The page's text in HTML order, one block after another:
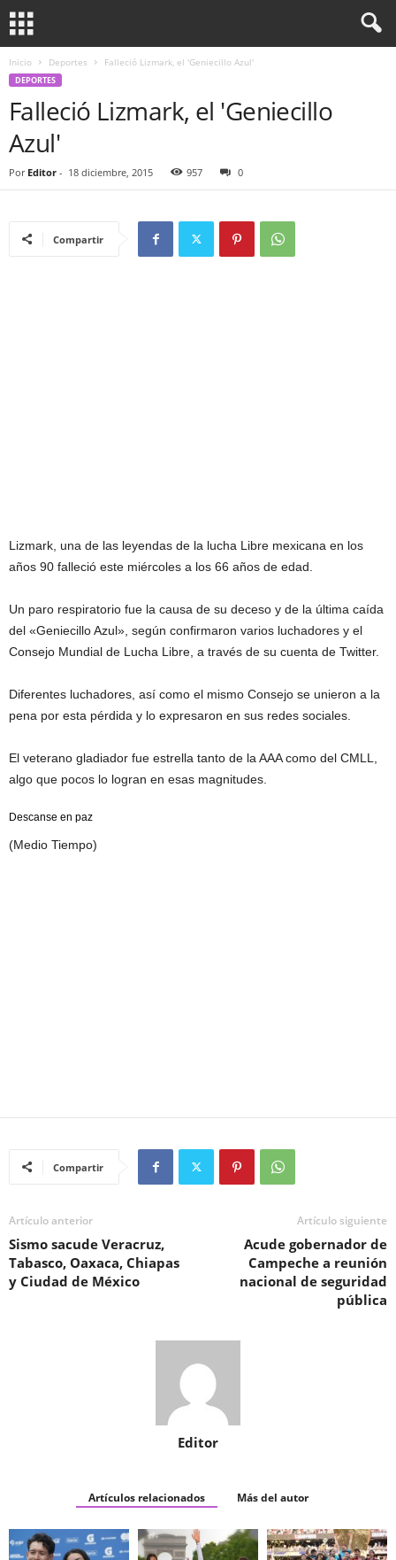
Inicio Deportes Falleció Lizmark, el 'Geniecillo Azul'
DEPORTES
Falleció Lizmark, el 'Geniecillo
Azul'
Por Editor - 18 diciembre, 2015 957 0
Compartir
Lizmark, una de las leyendas de la lucha Libre mexicana en los
años 90 falleció este miércoles a los 66 años de edad.
Un paro respiratorio fue la causa de su deceso y de la última caída
del «Geniecillo Azul», según confirmaron varios luchadores y el
Consejo Mundial de Lucha Libre, a través de su cuenta de Twitter.
Diferentes luchadores, así como el mismo Consejo se unieron a la
pena por esta pérdida y lo expresaron en sus redes sociales.
El veterano gladiador fue estrella tanto de la AAA como del CMLL,
algo que pocos lo logran en esas magnitudes.
Descanse en paz
(Medio Tiempo)
Compartir
Artículo anterior
Sismo sacude Veracruz,
Tabasco, Oaxaca, Chiapas
y Ciudad de México
Artículo siguiente
Acude gobernador de
Campeche a reunión
nacional de seguridad
pública
Editor
Artículos relacionados Más del autor